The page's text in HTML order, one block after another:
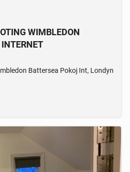
WIMBLEDON
Battersea Pokoj Int, Londyn